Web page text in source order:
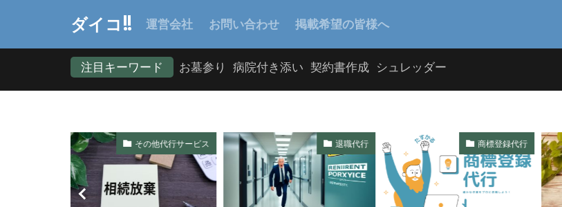
ダイコ!! 運営会社 お問い合わせ 掲載希望の皆様へ
注目キーワード お墓参り 病院付き添い 契約書作成 シュレッダー
退職代行 商標登録代行 人事